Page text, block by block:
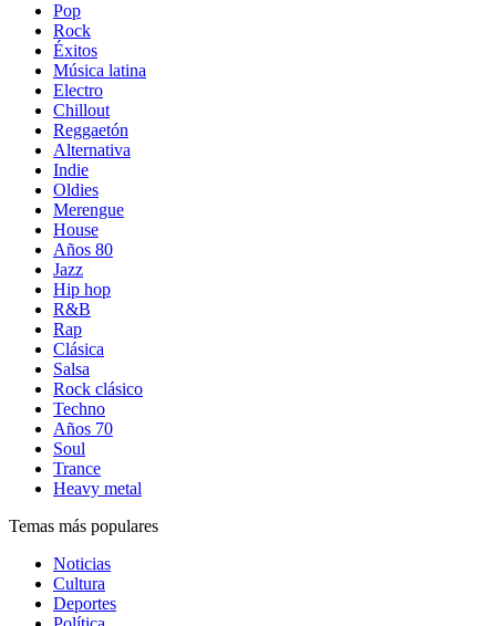
Pop
Rock
Éxitos
Música latina
Electro
Chillout
Reggaetón
Alternativa
Indie
Oldies
Merengue
House
Años 80
Jazz
Hip hop
R&B
Rap
Clásica
Salsa
Rock clásico
Techno
Años 70
Soul
Trance
Heavy metal
Temas más populares
Noticias
Cultura
Deportes